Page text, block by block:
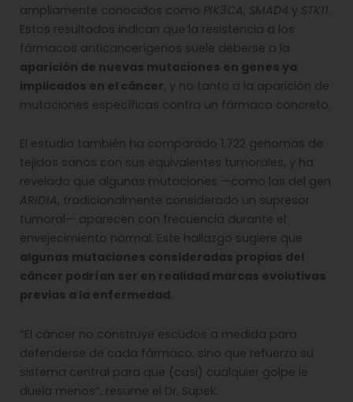
ampliamente conocidos como PIK3CA, SMAD4 y STK11.
Estos resultados indican que la resistencia a los
fármacos anticancerígenos suele deberse a la
aparición de nuevas mutaciones en genes ya
implicados en el cáncer, y no tanto a la aparición de
mutaciones específicas contra un fármaco concreto.
El estudio también ha comparado 1.722 genomas de
tejidos sanos con sus equivalentes tumorales, y ha
revelado que algunas mutaciones —como las del gen
ARID1A, tradicionalmente considerado un supresor
tumoral— aparecen con frecuencia durante el
envejecimiento normal. Este hallazgo sugiere que
algunas mutaciones consideradas propias del
cáncer podrían ser en realidad marcas evolutivas
previas a la enfermedad.
“El cáncer no construye escudos a medida para
defenderse de cada fármaco, sino que refuerza su
sistema central para que (casi) cualquier golpe le
duela menos”, resume el Dr. Supek.